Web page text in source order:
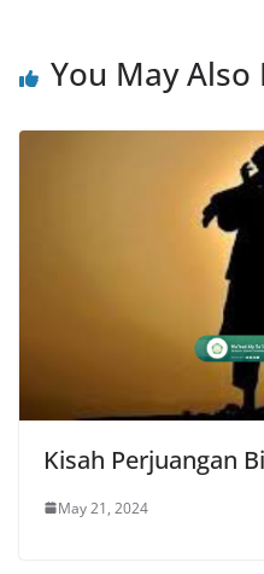
You May Also
Kisah Perjuangan
May 21, 2024